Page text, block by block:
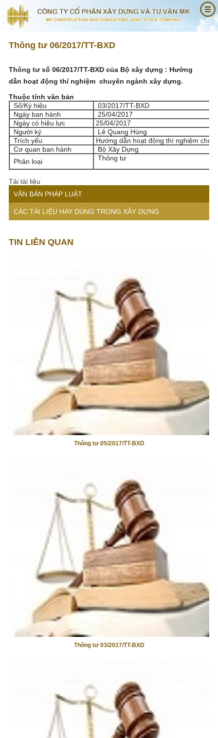
Thông tư 06/2017/TT-BXD
Thông tư số 06/2017/TT-BXD của Bộ xây dựng : Hướng
dẫn hoạt động thí nghiệm chuyên ngành xây dựng.
Thuộc tính văn bản
Số/Ký hiệu
03/2017/TT-BXD
Ngày ban hành
25/04/2017
Ngày có hiệu lực
25/04/2017
Người ký
Lê Quang Hùng
Trích yếu
Hướng dẫn hoạt động thí nghiệm
Cơ quan ban hành
Bộ Xây Dựng
Phân loại
Thông tư
Tải tài liệu
VĂN BẢN PHÁP LUẬT
CÁC TÀI LIỆU HAY DÙNG TRONG XÂY DỰNG
TIN LIÊN QUAN
Thông tư 05/2017/TT-BXD
Thông tư 03/2017/TT-BXD